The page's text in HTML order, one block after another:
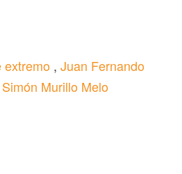
extremo, Juan Fernando
Simón Murillo Melo